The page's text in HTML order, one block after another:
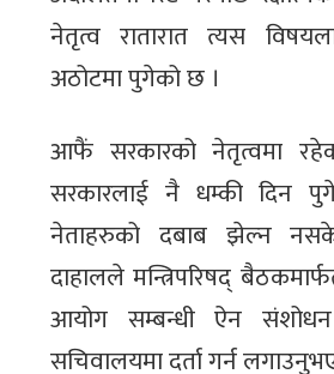
नेतृत्व रातारात त्यस
अठोटमा पुगेको छ ।
आफैं सरकारको नेतृत्वमा
सरकारलाई नै धम्की दिन
नेताहरुको दबाब झेल्न
दाहालले मन्त्रिपरिषद्
आयोग सम्बन्धी ऐन
सचिवालयमा दर्ता गर्न